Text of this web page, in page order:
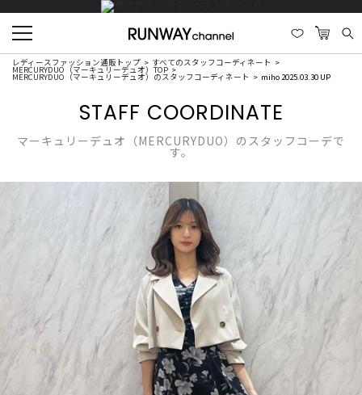
レディースファッション通販トップ すべてのスタッフコーディネート
MERCURYDUO（マーキュリーデュオ）TOP
MERCURYDUO（マーキュリーデュオ）のスタッフコーディネート miho 2025.03.30 UP
STAFF COORDINATE
マーキュリーデュオ（MERCURYDUO）のスタッフコーデで
す。